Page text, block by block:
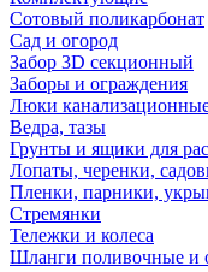
Сотовый поликарбонат
Сад и огород
Забор 3D секционный
Заборы и ограждения
Люки
Ведра, тазы
Грунты и ящики для
Лопаты, черенки,
Пленки, парники,
Стремянки
Тележки и колеса
Шланги поливочные и